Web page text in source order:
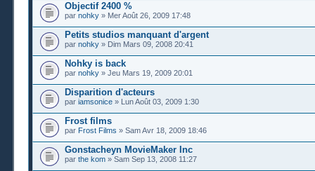
Objectif 2400 %
par nohky » Mer Août 26, 2009 17:48
Petits studios manquant d'argent
par nohky » Dim Mars 09, 2008 20:41
Nohky is back
par nohky » Jeu Mars 19, 2009 20:01
Disparition d'acteurs
par iamsonice » Lun Août 03, 2009 1:30
Frost films
par Frost Films » Sam Avr 18, 2009 18:46
Gonstacheyn MovieMaker Inc
par the kom » Sam Sep 13, 2008 11:27